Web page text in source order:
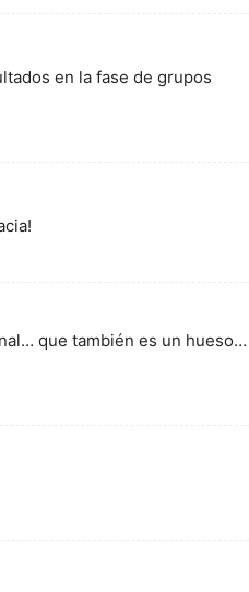
en la fase de grupos
que también es un hueso…